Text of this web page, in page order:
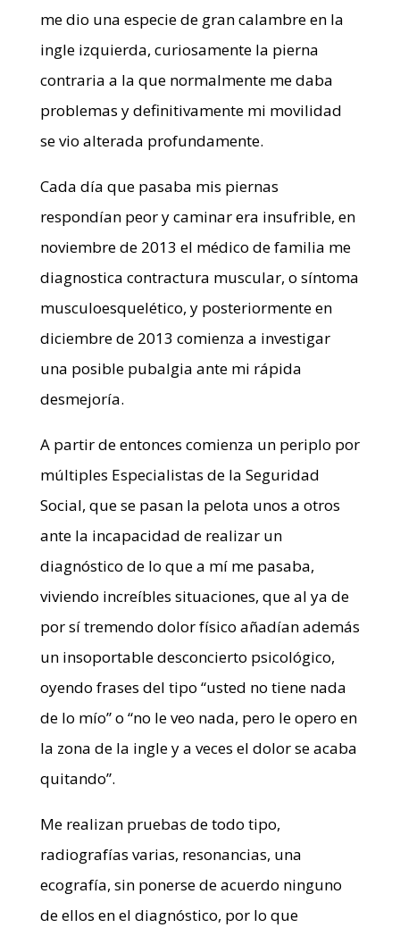
me dio una especie de gran calambre en la
ingle izquierda, curiosamente la pierna
contraria a la que normalmente me daba
problemas y definitivamente mi movilidad
se vio alterada profundamente.
Cada día que pasaba mis piernas
respondían peor y caminar era insufrible, en
noviembre de 2013 el médico de familia me
diagnostica contractura muscular, o síntoma
musculoesquelético, y posteriormente en
diciembre de 2013 comienza a investigar
una posible pubalgia ante mi rápida
desmejoría.
A partir de entonces comienza un periplo por
múltiples Especialistas de la Seguridad
Social, que se pasan la pelota unos a otros
ante la incapacidad de realizar un
diagnóstico de lo que a mí me pasaba,
viviendo increíbles situaciones, que al ya de
por sí tremendo dolor físico añadían además
un insoportable desconcierto psicológico,
oyendo frases del tipo “usted no tiene nada
de lo mío” o “no le veo nada, pero le opero en
la zona de la ingle y a veces el dolor se acaba
quitando”.
Me realizan pruebas de todo tipo,
radiografías varias, resonancias, una
ecografía, sin ponerse de acuerdo ninguno
de ellos en el diagnóstico, por lo que